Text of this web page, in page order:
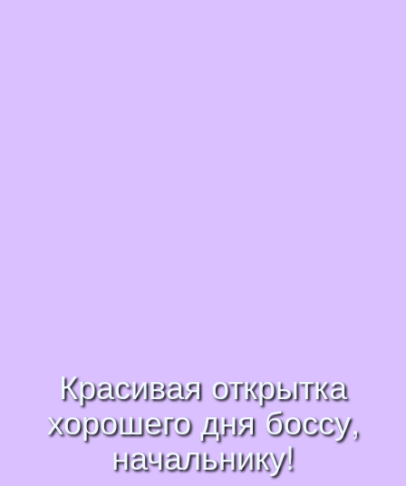
Красивая открытка
хорошего дня боссу,
начальнику!